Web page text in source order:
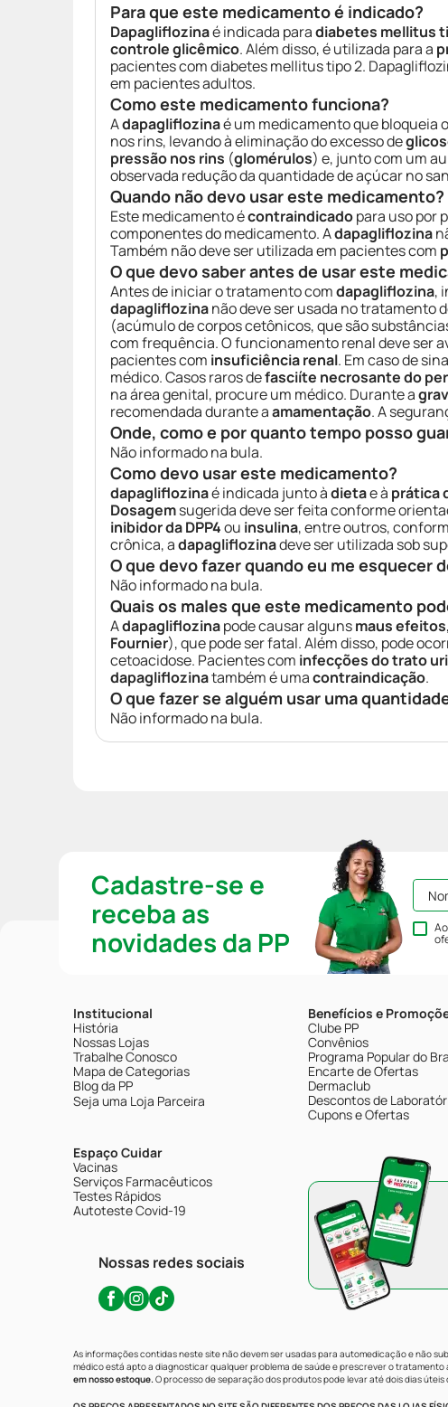
Para que este medicamento é indicado?
Dapagliflozinaé indicada paradiabetes mellitus
controle glicêmico. Além disso, é utilizada para a
pacientes com diabetes mellitus tipo 2.
em pacientes adultos.
Como este medicamento funciona?
Adapagliflozinaé um medicamento que bloqueia o
nos rins, levando à eliminação do excesso de
pressão nos rins (glomérulos) e, junto com um
observada redução da quantidade de açúcar no
Quando não devo usar este medicamento?
Este medicamento écontraindicadopara uso por
componentes do medicamento. Adapagliflozina
Também não deve ser utilizada em pacientes com
O que devo saber antes de usar este
Antes de iniciar o tratamento comdapagliflozina,
dapagliflozinanão deve ser usada no tratamento
(acúmulo de corpos cetônicos, que são
com frequência. O funcionamento renal deve ser
pacientes com insuficiência renal. Em caso de
médico. Casos raros defasciíte necrosante do
na área genital, procure um médico. Durante a
recomendada durante aamamentação. A
Onde, como e por quanto tempo posso
Não informado na bula.
Como devo usar este medicamento?
dapagliflozinaé indicada junto àdietae à prática
Dosagemsugerida deve ser feita conforme
inibidor da DPP4ou insulina, entre outros,
crônica, adapagliflozinadeve ser utilizada sob
O que devo fazer quando eu me esquecer
Não informado na bula.
Quais os males que este medicamento
Adapagliflozinapode causar algunsmaus efeitos
Fournier), que pode ser fatal. Além disso, pode
cetoacidose. Pacientes com infecções do trato
dapagliflozinatambém é umacontraindicação.
O que fazer se alguém usar uma
Não informado na bula.
Cadastre-se e
receba as
novidades da PP
Institucional
História
Nossas Lojas
Trabalhe Conosco
Mapa de Categorias
Blog da PP
Seja uma Loja Parceira
Espaço Cuidar
Vacinas
Serviços Farmacêuticos
Testes Rápidos
Autoteste Covid-19
Nossas redes sociais
Benefícios e
Clube PP
Convênios
Programa Popular do
Encarte de Ofertas
Dermaclub
Descontos de
Cupons e Ofertas
As informações contidas neste site não devem ser usadas para automedicação e não
médico está apto a diagnosticar qualquer problema de saúde e prescrever o tratamento
em nosso estoque.O processo de separação dos produtos pode levar até dois dias